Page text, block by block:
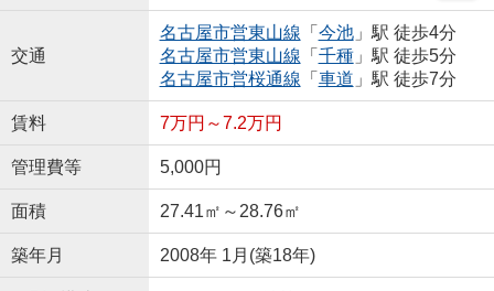
交通
名古屋市営東山線 「 今池」駅 徒歩4分
名古屋市営東山線 「 千種」駅 徒歩5分
名古屋市営桜通線 「 車道 」駅 徒歩7分
賃料 7万円～7.2万円
管理費等 5,000円
面積 27.41㎡～28.76㎡
築年月 2008年 1月(築18年)